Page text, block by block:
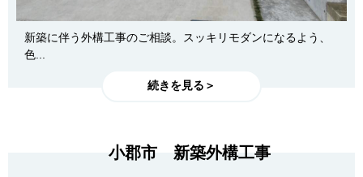
新築に伴う外構工事のご相談。スッキリモダンになるよう、
色...
続きを見る＞
小郡市 新築外構工事